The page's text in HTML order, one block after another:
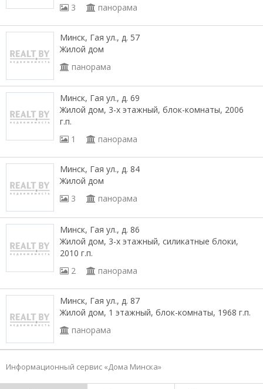
3
панорама
Минск, Гая ул., д. 57
Жилой дом
панорама
Минск, Гая ул., д. 69
Жилой дом, 3-х этажный, блок-комнаты, 2006
г.п.
1
панорама
Минск, Гая ул., д. 84
Жилой дом
3
панорама
Минск, Гая ул., д. 86
Жилой дом, 3-х этажный, силикатные блоки,
2010 г.п.
2
панорама
Минск, Гая ул., д. 87
Жилой дом, 1 этажный, блок-комнаты, 1968 г.п.
панорама
Информационный сервис «Дома Минска»